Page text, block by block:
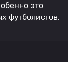
это
футболистов.